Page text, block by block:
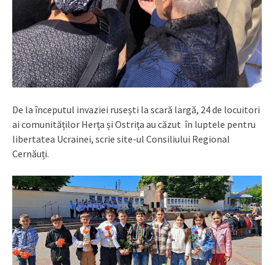
De la începutul invaziei rusești la scară largă, 24 de locuitori
ai comunităților Herța și Ostrița au căzut în luptele pentru
libertatea Ucrainei, scrie site-ul Consiliului Regional
Cernăuți.